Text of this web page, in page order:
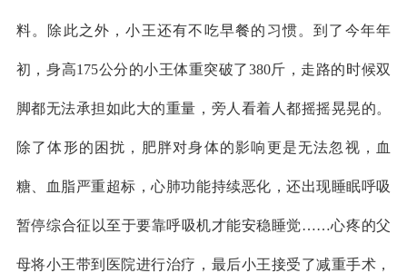
料。除此之外，小王还有不吃早餐的习惯。到了今年年
初，身高175公分的小王体重突破了380斤，走路的时候双
脚都无法承担如此大的重量，旁人看着人都摇摇晃晃的。
除了体形的困扰，肥胖对身体的影响更是无法忽视，血
糖、血脂严重超标，心肺功能持续恶化，还出现睡眠呼吸
暂停综合征以至于要靠呼吸机才能安稳睡觉……心疼的父
母将小王带到医院进行治疗，最后小王接受了减重手术，